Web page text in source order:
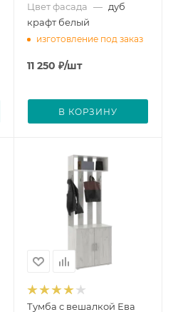
Цвет фасада — дуб
крафт белый
изготовление под заказ
11 250 ₽/шт
В КОРЗИНУ
Тумба с вешалкой Ева